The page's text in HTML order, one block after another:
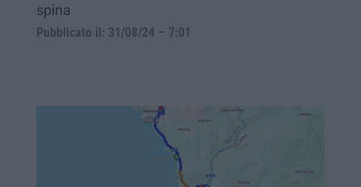
spina
Pubblicato il: 31/08/24 – 7:01